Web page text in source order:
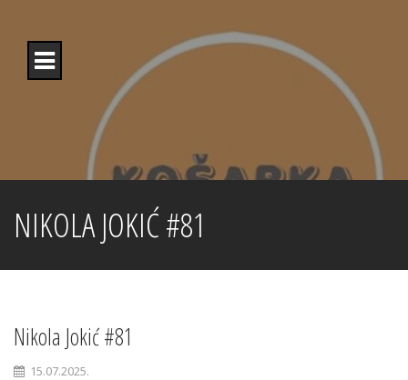
content
NIKOLA JOKIĆ #81
Nikola Jokić #81
15.07.2025.